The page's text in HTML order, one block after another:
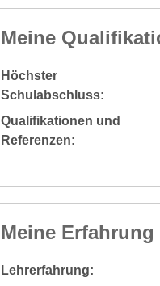
Meine
Höchster
Schulabschluss:
Qualifikationen und
Referenzen:
Meine Erfahrung
Lehrerfahrung: